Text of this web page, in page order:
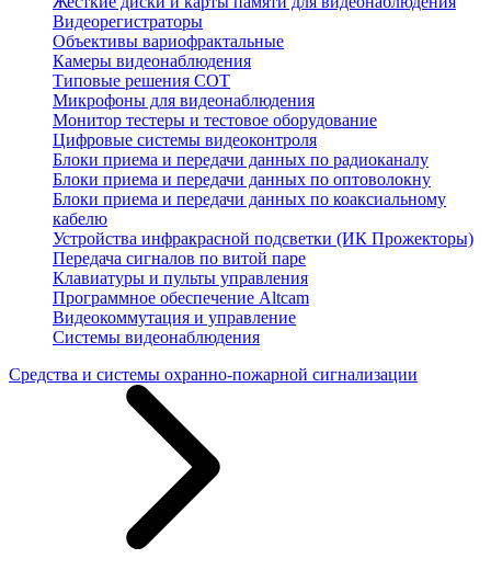
Видеорегистраторы
Объективы вариофрактальные
Камеры видеонаблюдения
Типовые решения СОТ
Микрофоны для видеонаблюдения
Монитор тестеры и тестовое оборудование
Цифровые системы видеоконтроля
Блоки приема и передачи данных по радиоканалу
Блоки приема и передачи данных по оптоволокну
Блоки приема и передачи данных по коаксиальному
кабелю
Устройства инфракрасной подсветки (ИК Прожекторы)
Передача сигналов по витой паре
Клавиатуры и пульты управления
Программное обеспечение Altcam
Видеокоммутация и управление
Системы видеонаблюдения
Средства и системы охранно-пожарной сигнализации